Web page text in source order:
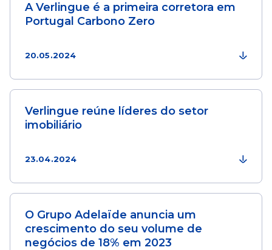
A Verlingue é a primeira corretora em
Portugal Carbono Zero
20.05.2024
Verlingue reúne líderes do setor
imobiliário
23.04.2024
O Grupo Adelaïde anuncia um
crescimento do seu volume de
negócios de 18% em 2023